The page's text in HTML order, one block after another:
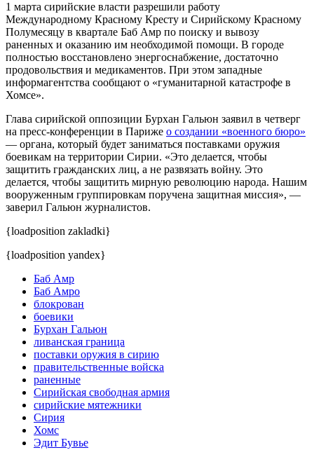
1 марта сирийские власти разрешили работу
Международному Красному Кресту и Сирийскому Красному
Полумесяцу в квартале Баб Амр по поиску и вывозу
раненных и оказанию им необходимой помощи. В городе
полностью восстановлено энергоснабжение, достаточно
продовольствия и медикаментов. При этом западные
информагентства сообщают о «гуманитарной катастрофе в
Хомсе».
Глава сирийской оппозиции Бурхан Гальюн заявил в четверг
на пресс-конференции в Париже о создании «военного бюро»
— органа, который будет заниматься поставками оружия
боевикам на территории Сирии. «Это делается, чтобы
защитить гражданских лиц, а не развязать войну. Это
делается, чтобы защитить мирную революцию народа. Нашим
вооруженным группировкам поручена защитная миссия», —
заверил Гальюн журналистов.
{loadposition zakladki}
{loadposition yandex}
Баб Амр
Баб Амро
блокрован
боевики
Бурхан Гальюн
ливанская граница
поставки оружия в сирию
правительственные войска
раненные
Сирийская свободная армия
сирийские мятежники
Сирия
Хомс
Эдит Бувье